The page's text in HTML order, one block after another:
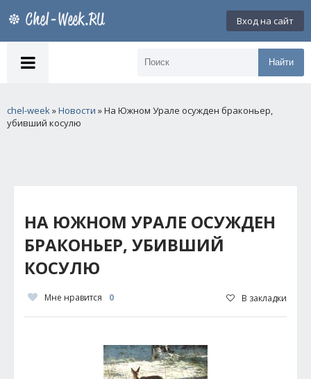
Вход на сайт
Найти
chel-week»Новости » На Южном Урале осужден браконьер,
убивший косулю
НА ЮЖНОМ УРАЛЕ ОСУЖДЕН
БРАКОНЬЕР, УБИВШИЙ
КОСУЛЮ
Мне нравится 0 В закладки